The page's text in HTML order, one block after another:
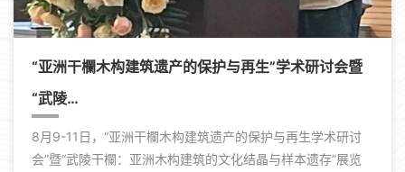
“亚洲干欄木构建筑遗产的保护与再生”学术研讨会暨
“武陵…
8月9-11日，“亚洲干欄木构建筑遗产的保护与再生学术研讨
会”暨“武陵干欄：亚洲木构建筑的文化结晶与样本遗存”展览